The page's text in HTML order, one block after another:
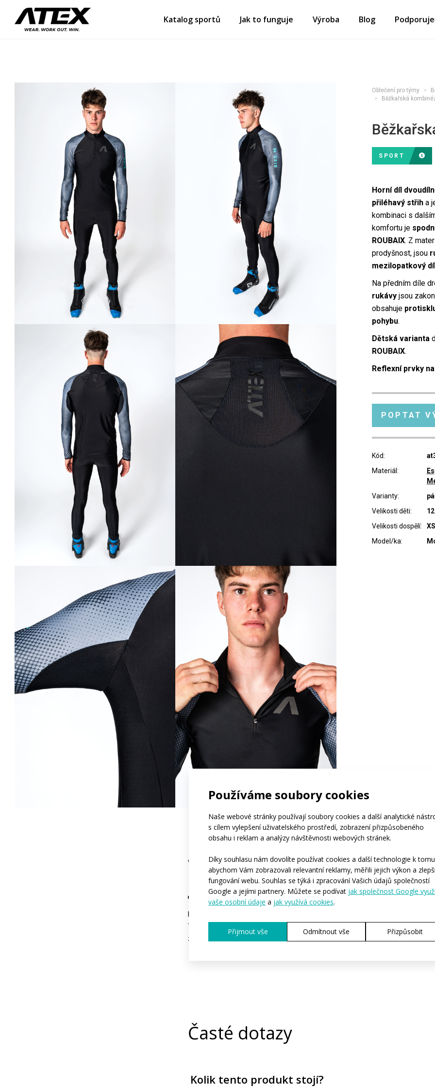
Používáme soubory cookies
Naše webové stránky používají soubory cookies a další analytické
s cílem vylepšení uživatelského prostředí, zobrazení přizpůsobeného
obsahu i reklam a analýzy návštěvnosti webových stránek.
Díky souhlasu nám dovolíte používat cookies a další technologie k
abychom Vám zobrazovali relevantní reklamy, měřili jejich výkon a
fungování webu. Souhlas se týká i zpracování Vašich údajů společností
Google a jejími partnery. Můžete se podívat jak společnost Google
vaše osobní údaje a jak využívá cookies.
Přijmout vše Odmítnout vše Přizpůsobit
Katalog sportů Jak to funguje Výroba Blog
Oblečení pro týmy
Běžkařská
SPORT
Horní díl
přiléhavý střiha
kombinaci s
komfortu je
ROUBAIX. Z
prodyšnost, jsou
mezilopatkový
Na předním díle
rukávyjsou
obsahuje
pohybu.
Dětská varianta
ROUBAIX.
Reflexní prvky
POPTAT
Kód:
Materiál:
Varianty:
Velikosti děti:
Velikosti dospělí:
Model/ka:
VYBRALI JSTE VARIANTU
SPORT
Tato řada nabízí nejlepší poměr cena / výkon. Oblečení je vhodné jak pro úplné
začátečníky, tak pro hobíky, kteří objedou pouze pár závodů za sezónu.
Časté dotazy
Kolik tento produkt stojí?